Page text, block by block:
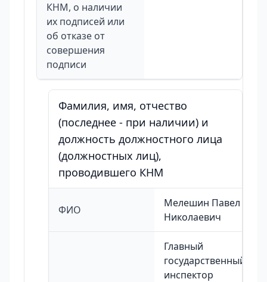
КНМ, о наличии
их подписей или
об отказе от
совершения
подписи
Фамилия, имя, отчество
(последнее - при наличии) и
должность должностного лица
(должностных лиц),
проводившего КНМ
ФИО
Мелешин Павел
Николаевич
Главный
государственный
инспектор